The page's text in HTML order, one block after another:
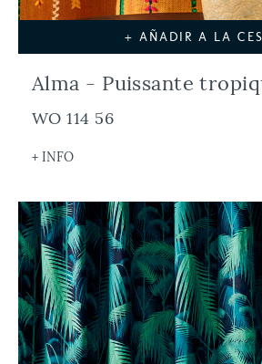
+ AÑADIR A LA
Alma - Puissante
WO 114 56
+ INFO